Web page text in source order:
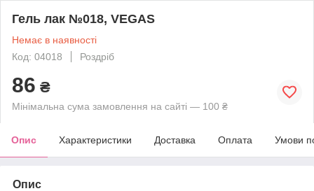
Гель лак №018, VEGAS
Немає в наявності
Код: 04018
Роздріб
86 ₴
Мінімальна сума замовлення на сайті — 100 ₴
Опис Характеристики Доставка Оплата Умови
Опис